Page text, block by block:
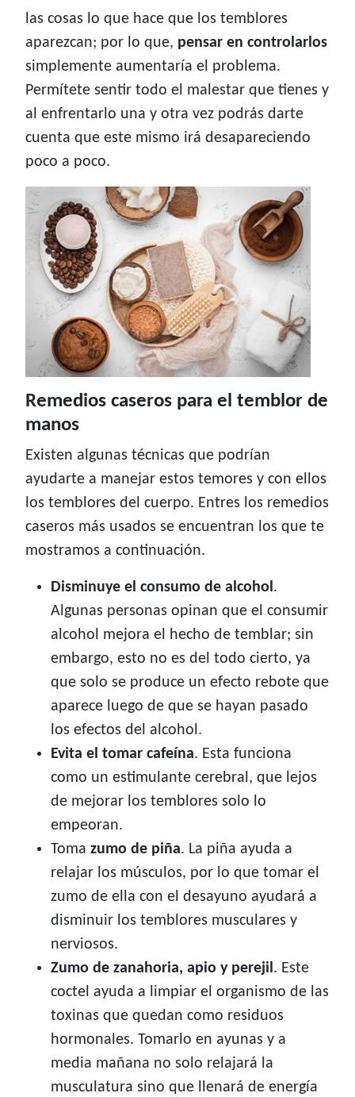
las cosas lo que hace que los temblores
aparezcan; por lo que, pensar en controlarlos
simplemente aumentaría el problema.
Permítete sentir todo el malestar que tienes y
al enfrentarlo una y otra vez podrás darte
cuenta que este mismo irá desapareciendo
poco a poco.
Remedios caseros para el temblor de
manos
Existen algunas técnicas que podrían
ayudarte a manejar estos temores y con ellos
los temblores del cuerpo. Entres los remedios
caseros más usados se encuentran los que te
mostramos a continuación.
Disminuye el consumo de alcohol.
Algunas personas opinan que el consumir
alcohol mejora el hecho de temblar; sin
embargo, esto no es del todo cierto, ya
que solo se produce un efecto rebote que
aparece luego de que se hayan pasado
los efectos del alcohol.
Evita el tomar cafeína. Esta funciona
como un estimulante cerebral, que lejos
de mejorar los temblores solo lo
empeoran.
Toma zumo de piña. La piña ayuda a
relajar los músculos, por lo que tomar el
zumo de ella con el desayuno ayudará a
disminuir los temblores musculares y
nerviosos.
Zumo de zanahoria, apio y perejil. Este
coctel ayuda a limpiar el organismo de las
toxinas que quedan como residuos
hormonales. Tomarlo en ayunas y a
media mañana no solo relajará la
musculatura sino que llenará de energía